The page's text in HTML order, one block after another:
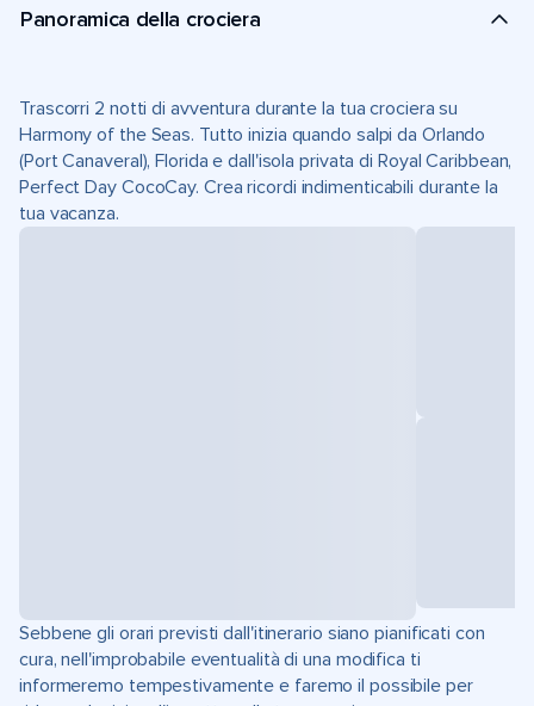
Panoramica della crociera
Trascorri 2 notti di avventura durante la tua crociera su
Harmony of the Seas. Tutto inizia quando salpi da Orlando
(Port Canaveral), Florida e dall'isola privata di Royal Caribbean,
Perfect Day CocoCay. Crea ricordi indimenticabili durante la
tua vacanza.
Sebbene gli orari previsti dall'itinerario siano pianificati con
cura, nell'improbabile eventualità di una modifica ti
informeremo tempestivamente e faremo il possibile per